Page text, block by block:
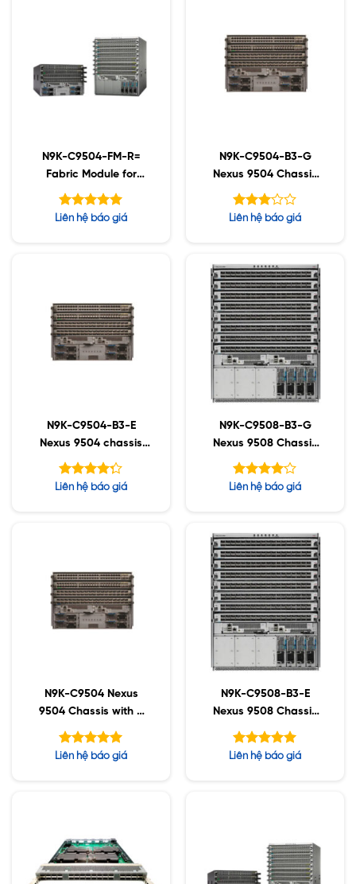
N9K-C9504-FM-R=
Fabric Module for
N9504R with buffer
Được xếp
Liên hệ báo giá
N9K-C9504-B3-G
Nexus 9504 Chassis
Bundle (1 Sup, 2 SC, 4
Được
5 sao
Liên hệ báo giá
N9K-C9504-B3-E
Nexus 9504 chassis
bundle with 1Sup, 3PS,
2SC, 4 FM-E, 3Fan
Được xếp
Liên hệ báo giá
N9K-C9508-B3-G
Nexus 9508 Chassis
Bundle (1 Sup, 2 SC, 4
PS, 4 FM-G, 3 Fan)
Được
Liên hệ báo giá
N9K-C9504 Nexus
9504 Chassis with 4
linecard slots
Được xếp
Liên hệ báo giá
N9K-C9508-B3-E
Nexus 9508 Chassis
Bundle with 1Sup, 3 PS,
2SC, 4 FM-E, 3Fan
Được xếp
Liên hệ báo giá